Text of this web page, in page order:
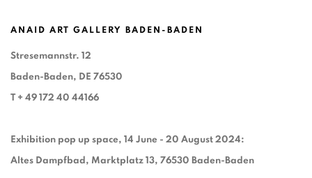
ANAID ART GALLERY BADEN-BADEN
Stresemannstr. 12
Baden-Baden, DE 76530
T + 49 172 40 44166
Exhibition pop up space, 14 June - 20 August 2024:
Altes Dampfbad, Marktplatz 13, 76530 Baden-Baden